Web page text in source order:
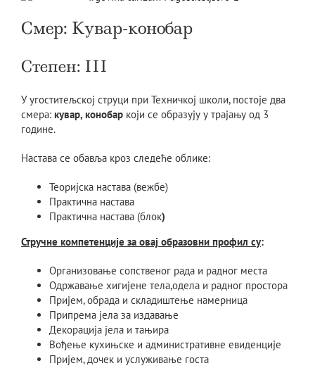
Смер: Кувар-конобар
Степен: III
У угоститељској струци при Техничкој школи, постоје два
смера: кувар, конобар који се образују у трајању од 3
године.
Настава се обавља кроз следеће облике:
Теоријска настава (вежбе)
Практична настава
Практична настава (блок)
Стручне компетенције за овај образовни профил су:
Организовање сопственог рада и радног места
Одржавање хигијене тела,одела и радног простора
Пријем, обрада и складиштење намерница
Припрема јела за издавање
Декорација јела и тањира
Вођење кухињске и административне евиденције
Пријем, дочек и услуживање госта